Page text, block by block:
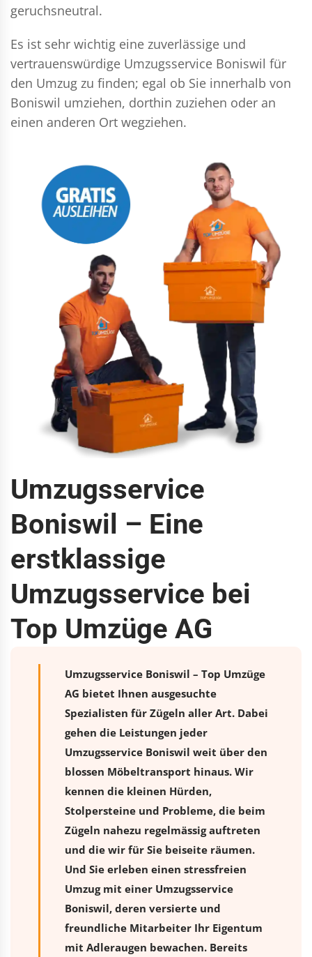
geruchsneutral.
Es ist sehr wichtig eine zuverlässige und
vertrauenswürdige Umzugsservice Boniswil für
den Umzug zu finden; egal ob Sie innerhalb von
Boniswil umziehen, dorthin zuziehen oder an
einen anderen Ort wegziehen.
Umzugsservice
Boniswil – Eine
erstklassige
Umzugsservice bei
Top Umzüge AG
Umzugsservice Boniswil – Top Umzüge
AG bietet Ihnen ausgesuchte
Spezialisten für Zügeln aller Art. Dabei
gehen die Leistungen jeder
Umzugsservice Boniswil weit über den
blossen Möbeltransport hinaus. Wir
kennen die kleinen Hürden,
Stolpersteine und Probleme, die beim
Zügeln nahezu regelmässig auftreten
und die wir für Sie beiseite räumen.
Und Sie erleben einen stressfreien
Umzugmit einer Umzugsservice
Boniswil, deren versierte und
freundliche Mitarbeiter Ihr Eigentum
mit Adleraugen bewachen. Bereits